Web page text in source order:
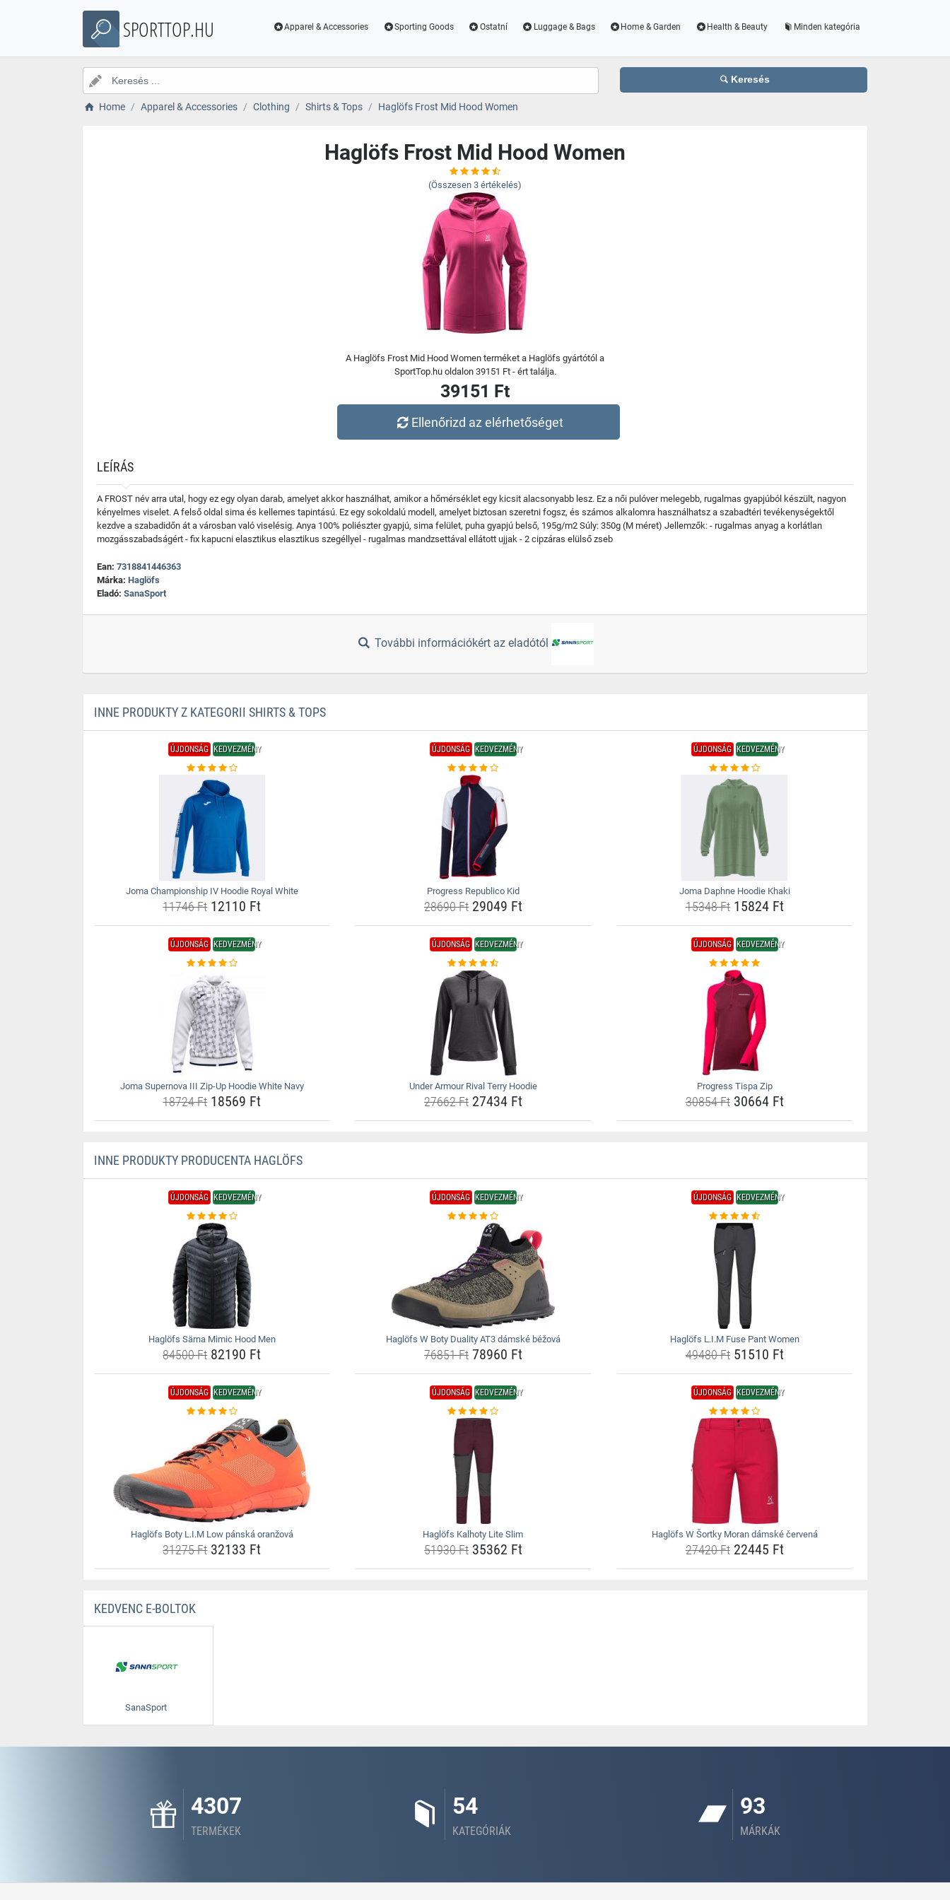
SPORTTOP.HU Apparel & Accessories Sporting Goods Ostatní Luggage & Bags Home & Garden Health & Beauty Minden kategória
Keresés
Home Apparel & Accessories Clothing Shirts & Tops Haglöfs Frost Mid Hood Women
Haglöfs Frost Mid Hood Women
(Összesen 3 értékelés)
A Haglöfs Frost Mid Hood Women terméket a Haglöfs gyártótól a
SportTop.hu oldalon 39151 Ft - ért találja.
39151 Ft
Ellenőrizd az elérhetőséget
LEÍRÁS
A FROST név arra utal, hogy ez egy olyan darab, amelyet akkor használhat, amikor a hőmérséklet egy kicsit alacsonyabb lesz. Ez a női pulóver melegebb, rugalmas gyapjúból készült, nagyon
kényelmes viselet. A felső oldal sima és kellemes tapintású. Ez egy sokoldalú modell, amelyet biztosan szeretni fogsz, és számos alkalomra használhatsz a szabadtéri tevékenységektől
kezdve a szabadidőn át a városban való viselésig. Anya 100% poliészter gyapjú, sima felület, puha gyapjú belső, 195g/m2 Súly: 350g (M méret) Jellemzők: - rugalmas anyag a korlátlan
mozgásszabadságért - fix kapucni elasztikus elasztikus szegéllyel - rugalmas mandzsettával ellátott ujjak - 2 cipzáras elülső zseb
Ean: 7318841446363
Márka: Haglöfs
Eladó: SanaSport
További információkért az eladótól
INNE PRODUKTY Z KATEGORII SHIRTS & TOPS
ÚJDONSÁG KEDVEZMÉNY
Joma Championship IV Hoodie Royal White
11746 Ft12110 Ft
ÚJDONSÁG KEDVEZMÉNY
Progress Republico Kid
28690 Ft29049 Ft
ÚJDONSÁG KEDVEZMÉNY
Joma Daphne Hoodie Khaki
15348 Ft15824 Ft
ÚJDONSÁG KEDVEZMÉNY
Joma Supernova III Zip-Up Hoodie White Navy
18724 Ft18569 Ft
ÚJDONSÁG KEDVEZMÉNY
Under Armour Rival Terry Hoodie
27662 Ft27434 Ft
ÚJDONSÁG KEDVEZMÉNY
Progress Tispa Zip
30854 Ft30664 Ft
INNE PRODUKTY PRODUCENTA HAGLÖFS
ÚJDONSÁG KEDVEZMÉNY
Haglöfs Särna Mimic Hood Men
84500 Ft82190 Ft
ÚJDONSÁG KEDVEZMÉNY
Haglöfs W Boty Duality AT3 dámské béžová
76851 Ft78960 Ft
ÚJDONSÁG KEDVEZMÉNY
Haglöfs L.I.M Fuse Pant Women
49480 Ft51510 Ft
ÚJDONSÁG KEDVEZMÉNY
Haglöfs Boty L.I.M Low pánská oranžová
31275 Ft32133 Ft
ÚJDONSÁG KEDVEZMÉNY
Haglöfs Kalhoty Lite Slim
51930 Ft35362 Ft
ÚJDONSÁG KEDVEZMÉNY
Haglöfs W Šortky Moran dámské červená
27420 Ft22445 Ft
KEDVENC E-BOLTOK
SanaSport
4307
TERMÉKEK
54
KATEGÓRIÁK
93
MÁRKÁK